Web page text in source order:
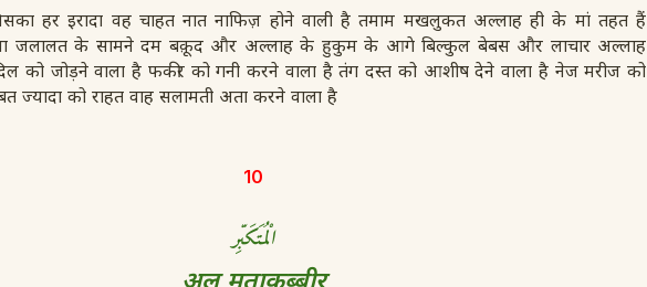
हर इरादा वह चाहत नात नाफिज़ होने वाली है तमाम मखलुकत अल्लाह ही के मां तहत हैं
जलालत के सामने दम बक़ूद और अल्लाह के हुकुम के आगे बिल्कुल बेबस और लाचार अल्लाह
को जोड़ने वाला है फकीर को गनी करने वाला है तंग दस्त को आशीष देने वाला है नेज मरीज को
ज्यादा को राहत वाह सलामती अता करने वाला है
10
الْمُتَكَبِّر